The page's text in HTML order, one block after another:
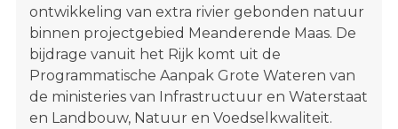
ontwikkeling van extra rivier gebonden natuur
binnen projectgebied Meanderende Maas. De
bijdrage vanuit het Rijk komt uit de
Programmatische Aanpak Grote Wateren van
de ministeries van Infrastructuur en Waterstaat
en Landbouw, Natuur en Voedselkwaliteit.